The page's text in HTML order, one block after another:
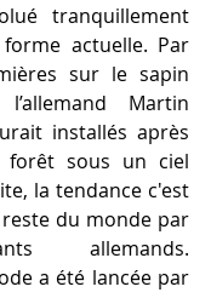
tranquillement
actuelle. Par
sur le sapin
Martin
installés après
forêt sous un ciel
la tendance c'est
du monde par
allemands.
a été lancée par